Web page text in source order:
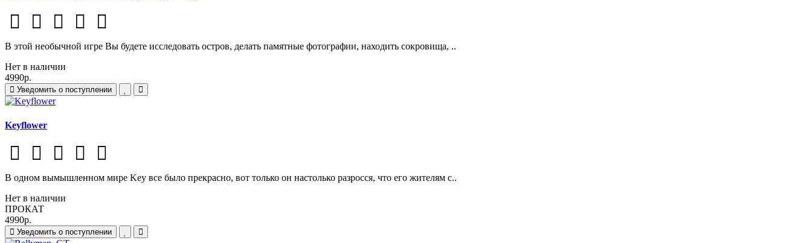
В этой необычной игре Вы будете исследовать остров, делать памятные фотографии, находить сокровища, ..
Нет в наличии
4990р.
Уведомить о поступлении
Keyflower
В одном вымышленном мире Key все было прекрасно, вот только он настолько разросся, что его жителям с..
Нет в наличии
ПРОКАТ
4990р.
Уведомить о поступлении